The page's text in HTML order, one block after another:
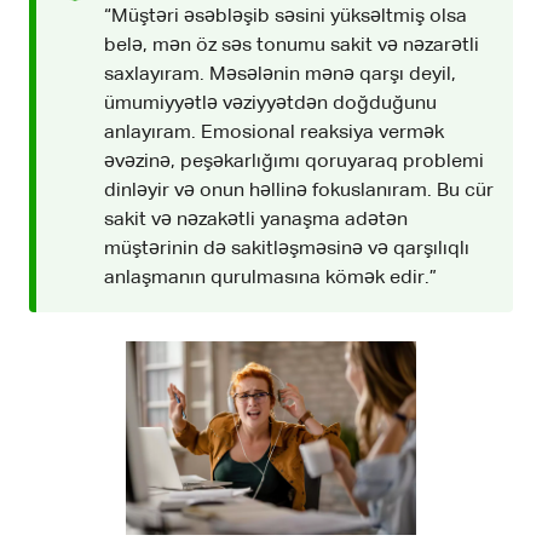
“Müştəri əsəbləşib səsini yüksəltmiş olsa
belə, mən öz səs tonumu sakit və nəzarətli
saxlayıram. Məsələnin mənə qarşı deyil,
ümumiyyətlə vəziyyətdən doğduğunu
anlayıram. Emosional reaksiya vermək
əvəzinə, peşəkarlığımı qoruyaraq problemi
dinləyir və onun həllinə fokuslanıram. Bu cür
sakit və nəzakətli yanaşma adətən
müştərinin də sakitləşməsinə və qarşılıqlı
anlaşmanın qurulmasına kömək edir.”